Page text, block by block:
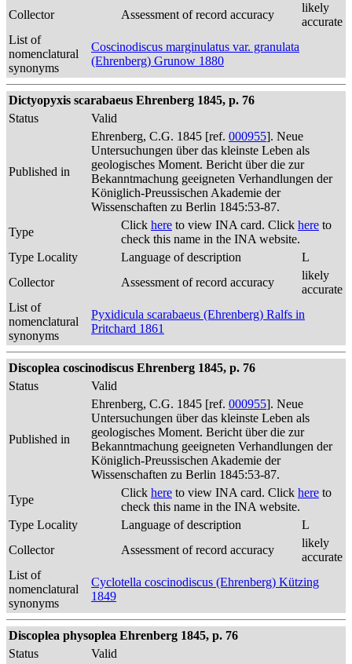
Collector
Assessment of record accuracy
likely
accurate
List of
nomenclatural
synonyms
Coscinodiscus marginulatus var. granulata
(Ehrenberg) Grunow 1880
Dictyopyxis scarabaeus Ehrenberg 1845, p. 76
Status
Valid
Published in
Ehrenberg, C.G. 1845 [ref. 000955]. Neue
Untersuchungen über das kleinste Leben als
geologisches Moment. Bericht über die zur
Bekanntmachung geeigneten Verhandlungen der
Königlich-Preussischen Akademie der
Wissenschaften zu Berlin 1845:53-87.
Type
Click here to view INA card. Click here to
check this name in the INA website.
Type Locality
Language of description
L
Collector
Assessment of record accuracy
likely
accurate
List of
nomenclatural
synonyms
Pyxidicula scarabaeus (Ehrenberg) Ralfs in
Pritchard 1861
Discoplea coscinodiscus Ehrenberg 1845, p. 76
Status
Valid
Published in
Ehrenberg, C.G. 1845 [ref. 000955]. Neue
Untersuchungen über das kleinste Leben als
geologisches Moment. Bericht über die zur
Bekanntmachung geeigneten Verhandlungen der
Königlich-Preussischen Akademie der
Wissenschaften zu Berlin 1845:53-87.
Type
Click here to view INA card. Click here to
check this name in the INA website.
Type Locality
Language of description
L
Collector
Assessment of record accuracy
likely
accurate
List of
nomenclatural
synonyms
Cyclotella coscinodiscus (Ehrenberg) Kützing
1849
Discoplea physoplea Ehrenberg 1845, p. 76
Status
Valid